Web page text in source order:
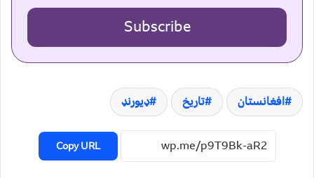
Subscribe
افغانستان تاریخ ډیورنډ
Copy URL